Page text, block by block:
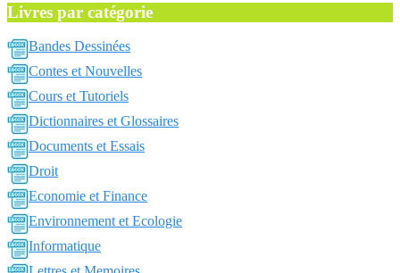
Livres par catégorie
Bandes Dessinées
Contes et Nouvelles
Cours et Tutoriels
Dictionnaires et Glossaires
Documents et Essais
Droit
Economie et Finance
Environnement et Ecologie
Informatique